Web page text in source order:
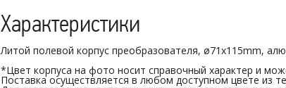
Характеристики
Литой полевой корпус преобразователя, ø71x115mm,
*Цвет корпуса на фото носит справочный характер и
Поставка осуществляется в любом доступном цвете из